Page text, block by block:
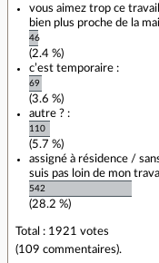
vous aimez trop ce
bien plus proche de la
46
(2.4 %)
c’est temporaire :
69
(3.6 %)
autre ? :
110
(5.7 %)
assigné à résidence /
suis pas loin de mon
542
(28.2 %)
Total : 1921 votes
(109 commentaires).